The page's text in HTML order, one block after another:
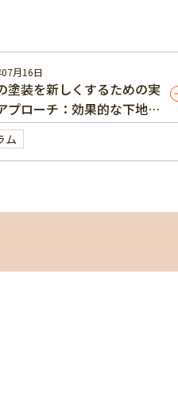
月16日
塗装を新しくするための実
プローチ：効果的な下地処
料の選び方
ム